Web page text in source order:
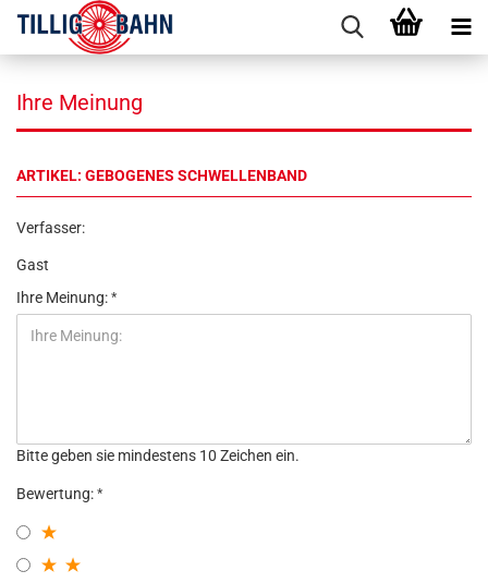
Ihre Meinung
ARTIKEL: GEBOGENES SCHWELLENBAND
Verfasser:
Gast
Ihre Meinung:
Bitte geben sie mindestens 10 Zeichen ein.
Bewertung: